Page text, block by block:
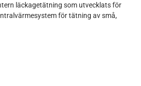
läckagetätning som utvecklats för
för tätning av små,